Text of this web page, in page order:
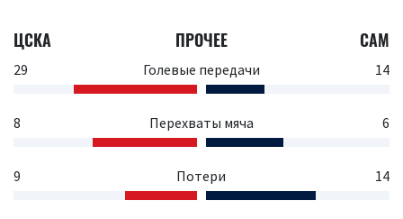
ЦСКА ПРОЧЕЕ САМ
29 Голевые передачи 14
8 Перехваты мяча 6
9 Потери 14